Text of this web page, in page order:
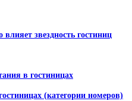
звездность гостиниц
в гостиницах
(категории номеров)